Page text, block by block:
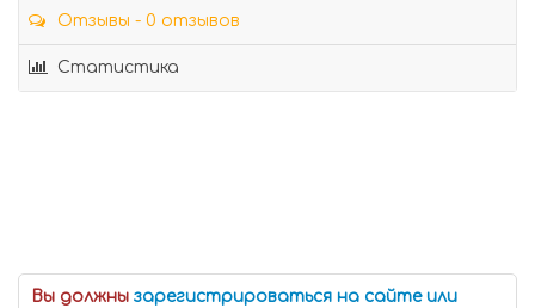
Отзывы - 0 отзывов
Статистика
Вы должны зарегистрироваться на сайте или